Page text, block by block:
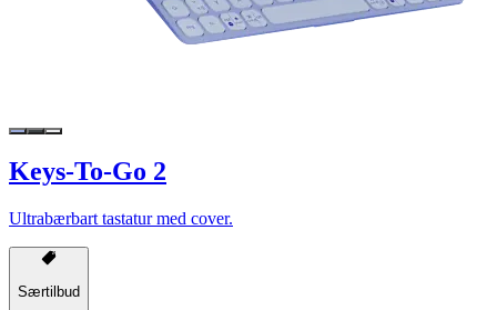
Keys-To-Go 2
Ultrabærbart tastatur med cover.
Særtilbud